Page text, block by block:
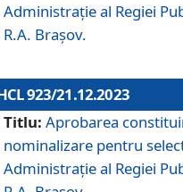
Administraţie al Regiei
R.A. Brașov.
923/21.12.2023
Titlu: Aprobarea
nominalizare pentru
Administrație al Regiei